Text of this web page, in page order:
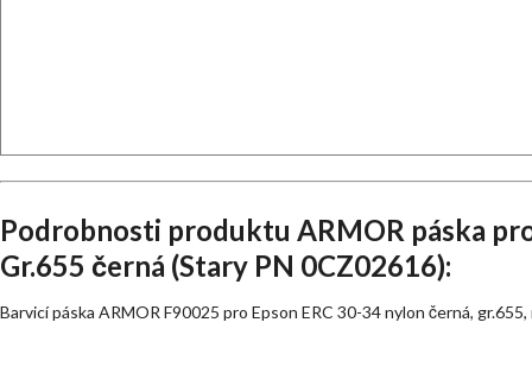
Podrobnosti produktu ARMOR páska
Gr.655 černá (Stary PN 0CZ02616):
Barvicí páska ARMOR F90025 pro Epson ERC 30-34 nylon černá,